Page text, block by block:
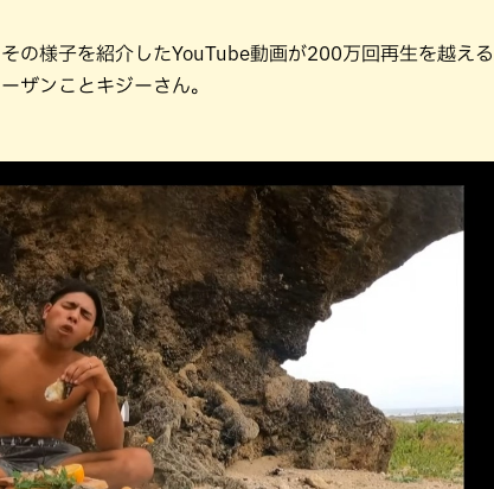
の様子を紹介したYouTube動画が200万回再生を越える
ザンことキジーさん。